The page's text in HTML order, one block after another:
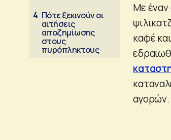
4 Πότε ξεκινούν οι
αιτήσεις
αποζημίωσης
στους
πυρόπληκτους
Με έναν
καφέ
αγορών.